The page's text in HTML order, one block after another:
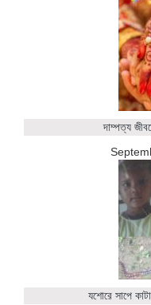
দাম্পত্য
যশোরে সাপে